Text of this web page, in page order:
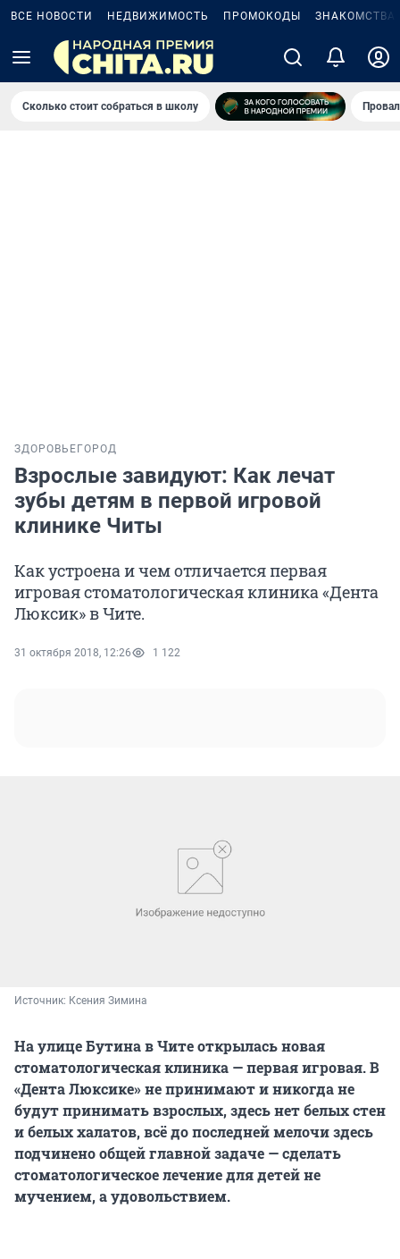
ВСЕ НОВОСТИ НЕДВИЖИМОСТЬ ПРОМОКОДЫ ЗНАКОМСТВА
Сколько стоит собраться в школу
ЗДОРОВЬЕ ГОРОД
Взрослые завидуют: Как лечат
зубы детям в первой игровой
клинике Читы
Как устроена и чем отличается первая
игровая стоматологическая клиника «Дента
Люксик» в Чите.
31 октября 2018, 12:26 1 122
Источник: Ксения Зимина
На улице Бутина в Чите открылась новая
стоматологическая клиника — первая игровая. В
«Дента Люксике» не принимают и никогда не
будут принимать взрослых, здесь нет белых стен
и белых халатов, всё до последней мелочи здесь
подчинено общей главной задаче — сделать
стоматологическое лечение для детей не
мучением, а удовольствием.